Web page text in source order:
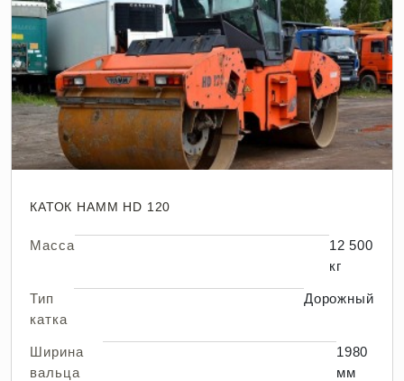
КАТОК HAMM HD 120
Масса
12 500
кг
Тип
катка
Дорожный
Ширина
вальца
1980
мм